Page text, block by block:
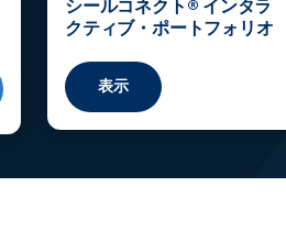
シールコネクト® インタラ
クティブ・ポートフォリオ
表示